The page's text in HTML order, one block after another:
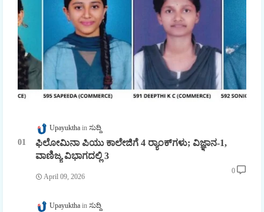
Upayuktha ಸುದ್ದಿ
ಫಿಲೋಮಿನಾ ಪಿಯು ಕಾಲೇಜಿಗೆ 4 ರ್‍ಯಾಂಕ್‌ಗಳು; ವಿಜ್ಞಾನ-1,
ವಾಣಿಜ್ಯ ವಿಭಾಗದಲ್ಲಿ 3
April 09, 2026
0
Upayuktha ಸುದ್ದಿ